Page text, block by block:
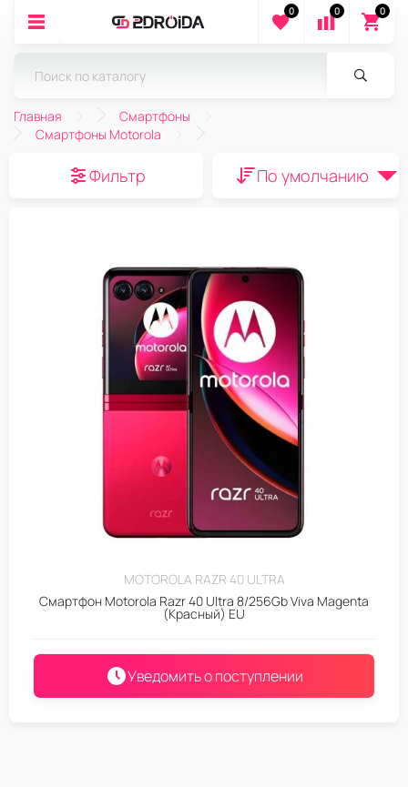
0 0 0
Главная
Смартфоны
Смартфоны Motorola
Фильтр По умолчанию
MOTOROLA RAZR 40 ULTRA
Смартфон Motorola Razr 40 Ultra 8/256Gb Viva Magenta
(Красный) EU
Уведомить о поступлении